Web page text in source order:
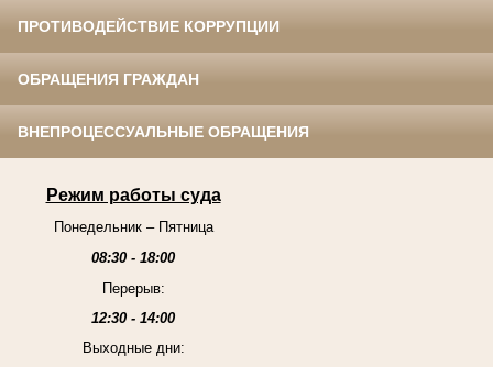
ПРОТИВОДЕЙСТВИЕ КОРРУПЦИИ
ОБРАЩЕНИЯ ГРАЖДАН
ВНЕПРОЦЕССУАЛЬНЫЕ ОБРАЩЕНИЯ
Режим работы суда
Понедельник – Пятница
08:30 - 18:00
Перерыв:
12:30 - 14:00
Выходные дни: